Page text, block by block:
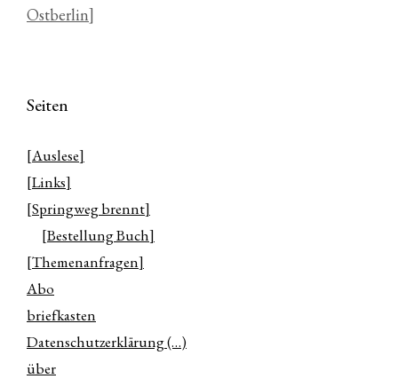
Ostberlin]
Seiten
[Auslese]
[Links]
[Springweg brennt]
[Bestellung Buch]
[Themenanfragen]
Abo
briefkasten
Datenschutzerklärung (…)
über